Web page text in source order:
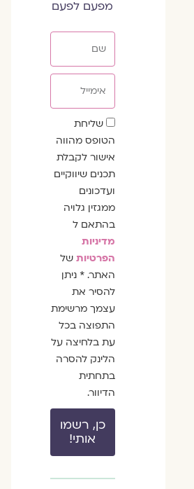
מפעם לפעם
שדה
הסכמה
שליחת
הטופס מהווה
אישור לקבלת
תכנים שיווקיים
ועדכונים
ממגזין גלויה
בהתאם ל
מדיניות
הפרטיותשל
האתר. * ניתן
להסיר את
עצמך מרשימת
התפוצה בכל
עת בלחיצה על
הלינק להסרה
בתחתית
הדיוור.
כן, רשמו
אותי!